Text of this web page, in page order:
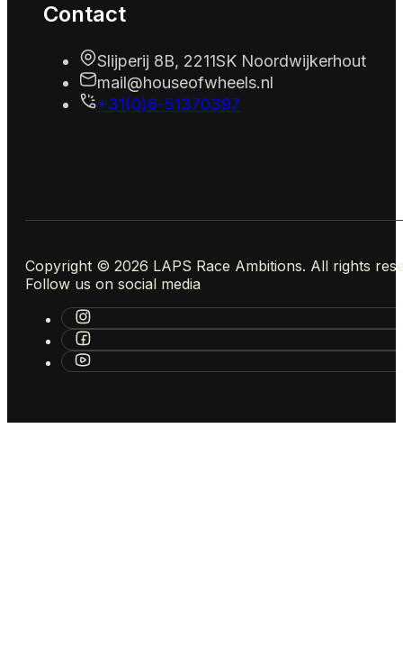
Contact
Slijperij 8B, 2211SK Noordwijkerhout
mail@houseofwheels.nl
+31(0)6-51370397
Copyright © 2026 LAPS Race Ambitions. All rights
Follow us on social media